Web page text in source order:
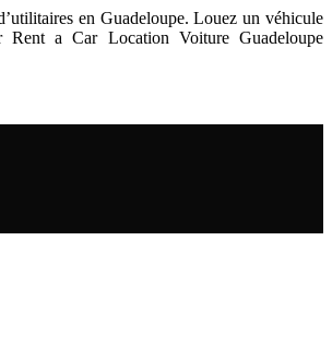
en Guadeloupe. Louez un véhicule
a Car Location Voiture Guadeloupe